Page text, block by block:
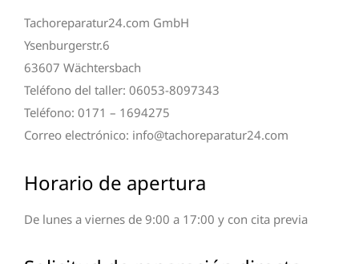
Tachoreparatur24.com GmbH
Ysenburgerstr.6
63607 Wächtersbach
Teléfono del taller: 06053-8097343
Teléfono: 0171 – 1694275
Correo electrónico: info@tachoreparatur24.com
Horario de apertura
De lunes a viernes de 9:00 a 17:00 y con cita previa